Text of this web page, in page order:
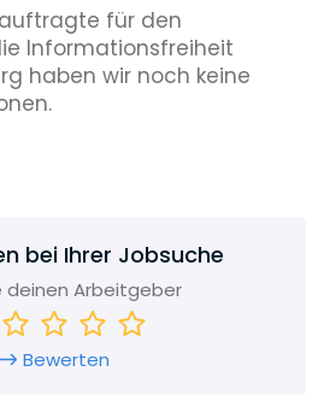
für den
Informationsfreiheit
haben wir noch keine
bei Ihrer Jobsuche
deinen Arbeitgeber
Bewerten